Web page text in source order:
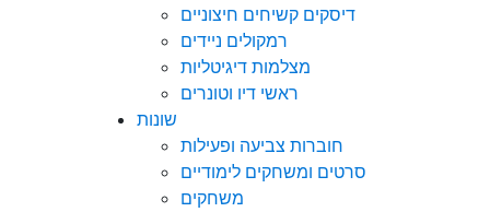
דיסקים קשיחים חיצוניים
רמקולים ניידים
מצלמות דיגיטליות
ראשי דיו וטונרים
שונות
חוברות צביעה ופעילות
סרטים ומשחקים לימודיים
משחקים